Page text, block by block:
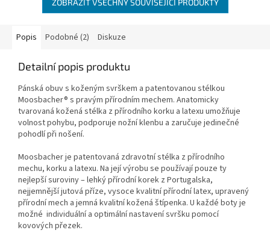
ZOBRAZIT VŠECHNY SOUVISEJÍCÍ PRODUKTY
Popis Podobné (2) Diskuze
Detailní popis produktu
Pánská obuv s koženým svrškem a patentovanou stélkou
Moosbacher® s pravým přírodním mechem. Anatomicky
tvarovaná kožená stélka z přírodního korku a latexu umožňuje
volnost pohybu, podporuje nožní klenbu a zaručuje jedinečné
pohodlí při nošení.
Moosbacher je patentovaná zdravotní stélka z přírodního
mechu, korku a latexu. Na její výrobu se používají pouze ty
nejlepší suroviny – lehký přírodní korek z Portugalska,
nejjemnější jutová příze, vysoce kvalitní přírodní latex, upravený
přírodní mech a jemná kvalitní kožená štípenka. U každé boty je
možné individuální a optimální nastavení svršku pomocí
kovových přezek.